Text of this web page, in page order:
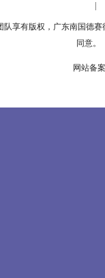
享有版权，广东南国德
同意。
网站备